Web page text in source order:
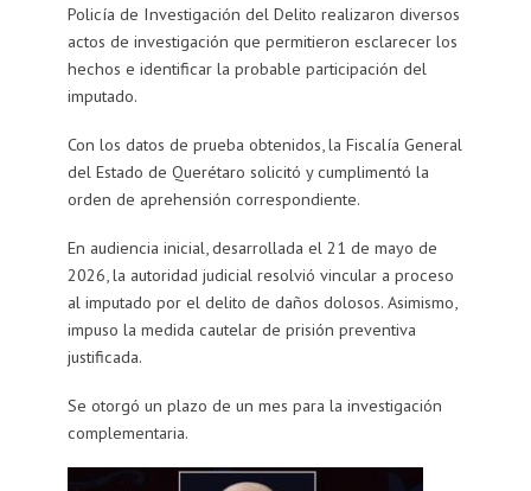
Policía de Investigación del Delito realizaron diversos
actos de investigación que permitieron esclarecer los
hechos e identificar la probable participación del
imputado.
Con los datos de prueba obtenidos, la Fiscalía General
del Estado de Querétaro solicitó y cumplimentó la
orden de aprehensión correspondiente.
En audiencia inicial, desarrollada el 21 de mayo de
2026, la autoridad judicial resolvió vincular a proceso
al imputado por el delito de daños dolosos. Asimismo,
impuso la medida cautelar de prisión preventiva
justificada.
Se otorgó un plazo de un mes para la investigación
complementaria.